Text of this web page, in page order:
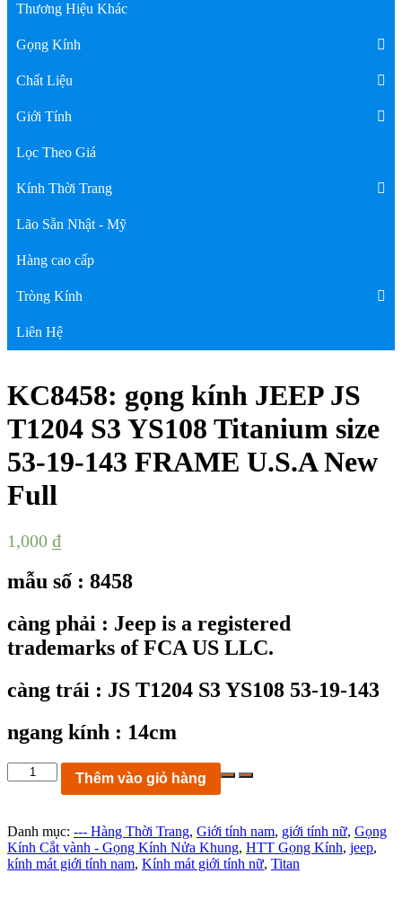
Thương Hiệu Khác
Gọng Kính
Chất Liệu
Giới Tính
Lọc Theo Giá
Kính Thời Trang
Lão Sẵn Nhật - Mỹ
Hàng cao cấp
Tròng Kính
Liên Hệ
KC8458: gọng kính JEEP JS
T1204 S3 YS108 Titanium size
53-19-143 FRAME U.S.A New
Full
1,000 ₫
mẫu số : 8458
càng phải : Jeep is a registered
trademarks of FCA US LLC.
càng trái : JS T1204 S3 YS108 53-19-143
ngang kính : 14cm
KC8458:
gọng
JS
T1204
S3
Thêm vào giỏ hàng
Danh mục: --- Hàng Thời Trang, Giới tính nam, giới tính nữ, Gọng
Kính Cắt vành - Gọng Kính Nửa Khung, HTT Gọng Kính, jeep,
kính mát giới tính nam, Kính mát giới tính nữ, Titan